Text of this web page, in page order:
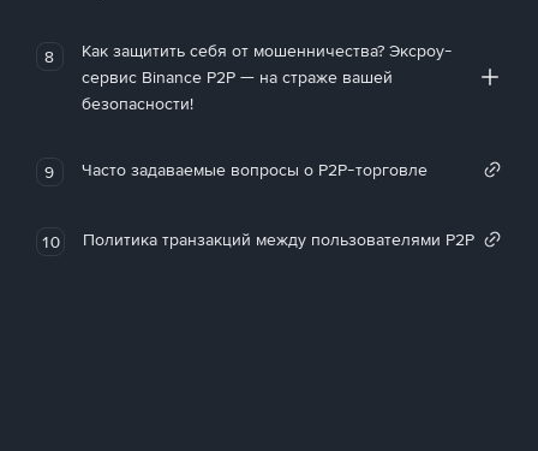
8
Как защитить себя от мошенничества? Эксроу-
сервис Binance P2P — на страже вашей
безопасности!
9 Часто задаваемые вопросы о P2P-торговле
10 Политика транзакций между пользователями P2P